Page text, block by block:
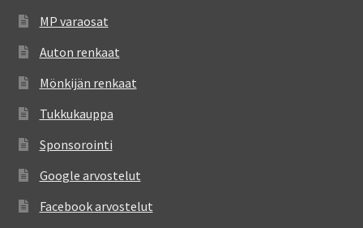
MP varaosat
Auton renkaat
Mönkijän renkaat
Tukkukauppa
Sponsorointi
Google arvostelut
Facebook arvostelut